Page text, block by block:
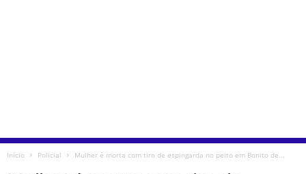
Início Policial Mulher é morta com tiro de espingarda no peito em Bonito de...